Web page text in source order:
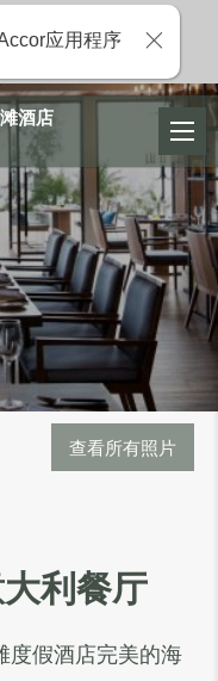
查看所有照片
利餐厅
度假酒店完美的海
酒店
应用程序